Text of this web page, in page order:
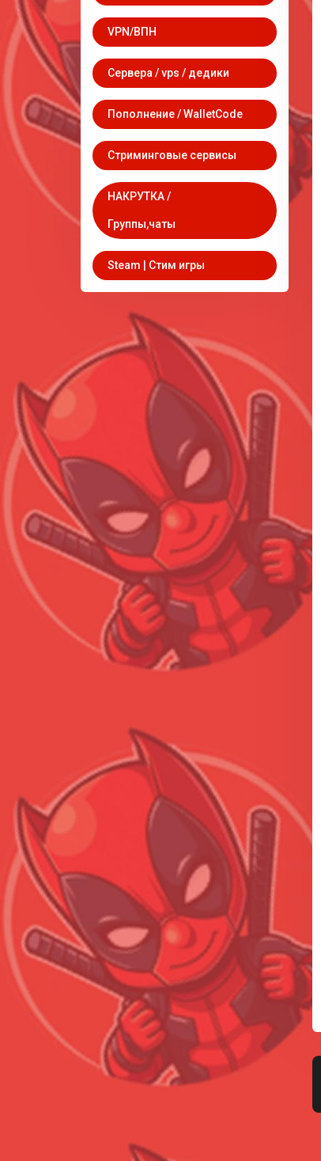
VPN/ВПН
Сервера / vps / дедики
Пополнение / WalletCode
Стриминговые сервисы
НАКРУТКА /
Группы,чаты
Steam | Стим игры